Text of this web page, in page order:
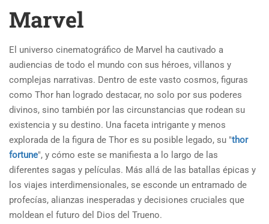
Marvel
El universo cinematográfico de Marvel ha cautivado a
audiencias de todo el mundo con sus héroes, villanos y
complejas narrativas. Dentro de este vasto cosmos, figuras
como Thor han logrado destacar, no solo por sus poderes
divinos, sino también por las circunstancias que rodean su
existencia y su destino. Una faceta intrigante y menos
explorada de la figura de Thor es su posible legado, su "thor
fortune", y cómo este se manifiesta a lo largo de las
diferentes sagas y películas. Más allá de las batallas épicas y
los viajes interdimensionales, se esconde un entramado de
profecías, alianzas inesperadas y decisiones cruciales que
moldean el futuro del Dios del Trueno.